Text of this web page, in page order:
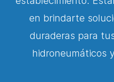
en brindarte
duraderas para
hidroneumáticos